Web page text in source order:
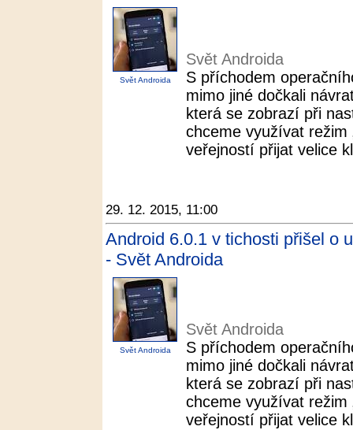
Svět Androida
Svět Androida
S příchodem
mimo jiné dočkali
která se zobrazí při
chceme využívat režim
veřejností přijat velice
29. 12. 2015, 11:00
Android 6.0.1 v tichosti přišel o
- Svět Androida
Svět Androida
Svět Androida
S příchodem
mimo jiné dočkali
která se zobrazí při
chceme využívat režim
veřejností přijat velice